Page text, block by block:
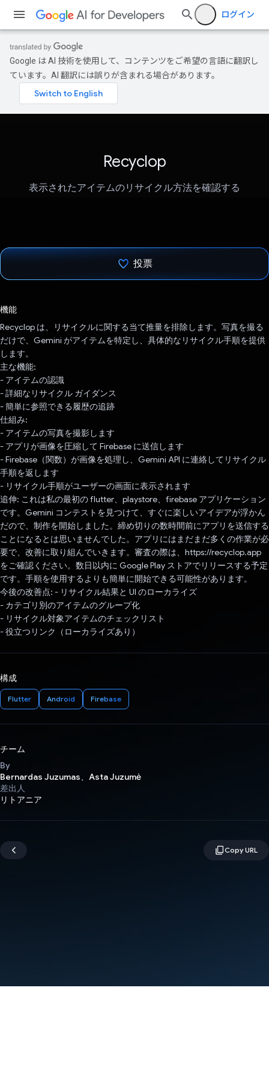
ログイン
Google は AI 技術を使用して、コンテンツをご希望の言語に翻訳し
ています。AI 翻訳には誤りが含まれる場合があります。
Recyclop
表示されたアイテムのリサイクル方法を確認する
投票
機能
Recyclop は、リサイクルに関する当て推量を排除します。写真を撮る
だけで、Gemini がアイテムを特定し、具体的なリサイクル手順を提供
します。
主な機能:
- アイテムの認識
- 詳細なリサイクル ガイダンス
- 簡単に参照できる履歴の追跡
仕組み:
- アイテムの写真を撮影します
- アプリが画像を圧縮して Firebase に送信します
- Firebase（関数）が画像を処理し、Gemini API に連絡してリサイクル
手順を返します
- リサイクル手順がユーザーの画面に表示されます
追伸: これは私の最初の flutter、playstore、firebase アプリケーション
です。Gemini コンテストを見つけて、すぐに楽しいアイデアが浮かん
だので、制作を開始しました。締め切りの数時間前にアプリを送信する
ことになるとは思いませんでした。アプリにはまだまだ多くの作業が必
要で、改善に取り組んでいきます。審査の際は、https://recyclop.app
をご確認ください。数日以内に Google Play ストアでリリースする予定
です。手順を使用するよりも簡単に開始できる可能性があります。
今後の改善点: - リサイクル結果と UI のローカライズ
- カテゴリ別のアイテムのグループ化
- リサイクル対象アイテムのチェックリスト
- 役立つリンク（ローカライズあり）
構成
Flutter Android Firebase
チーム
By
Bernardas Juzumas、Asta Juzumė
差出人
リトアニア